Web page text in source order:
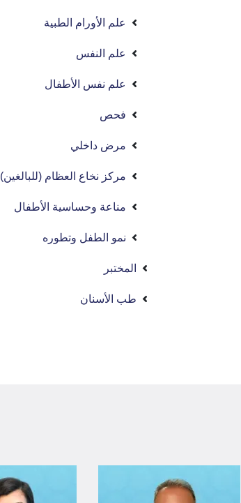
علم الأورام الطبية
علم النفس
علم نفس الأطفال
فحص
مرض داخلي
مركز نخاع العظام (للبالغين)
مناعة وحساسية الأطفال
نمو الطفل وتطوره
المختبر
طب الأسنان